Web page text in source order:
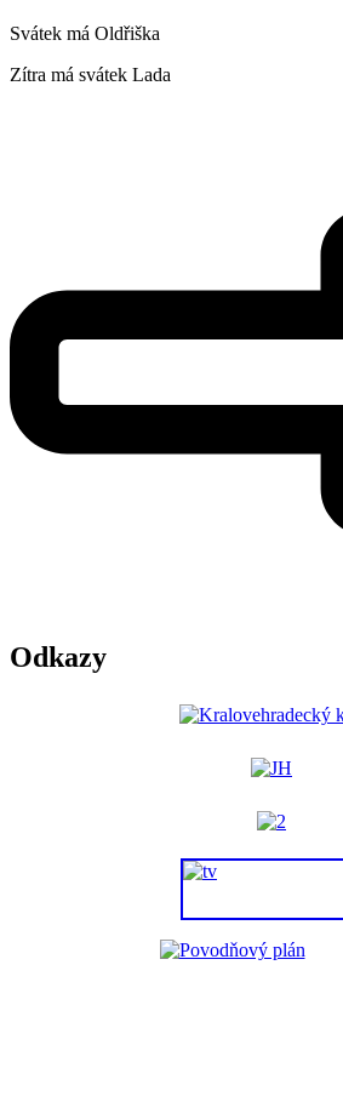
Svátek má Oldřiška
Zítra má svátek Lada
Odkazy